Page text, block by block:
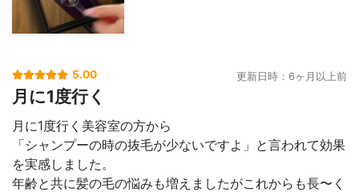
5.00 更新日時：6ヶ月以上前
月に1度行く
月に1度行く美容室の方から
「シャンプーの時の抜毛が少ないですよ」と言われて効果
を実感しました。
年齢と共に髪の毛の悩みも増えましたがこれからも長〜く